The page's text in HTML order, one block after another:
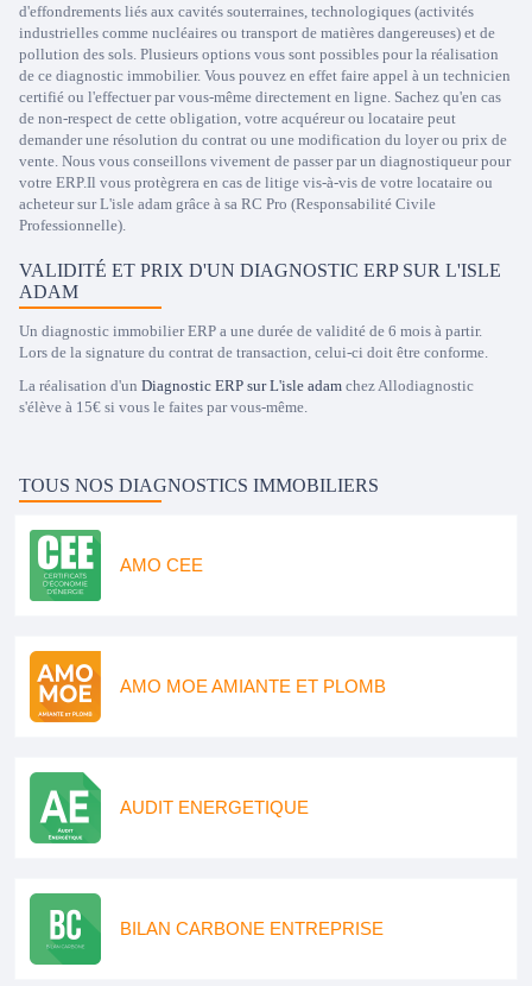
d'effondrements liés aux cavités souterraines, technologiques (activités
industrielles comme nucléaires ou transport de matières dangereuses) et de
pollution des sols. Plusieurs options vous sont possibles pour la réalisation
de ce diagnostic immobilier. Vous pouvez en effet faire appel à un technicien
certifié ou l'effectuer par vous-même directement en ligne. Sachez qu'en cas
de non-respect de cette obligation, votre acquéreur ou locataire peut
demander une résolution du contrat ou une modification du loyer ou prix de
vente. Nous vous conseillons vivement de passer par un diagnostiqueur pour
votre ERP.Il vous protègrera en cas de litige vis-à-vis de votre locataire ou
acheteur sur L'isle adam grâce à sa RC Pro (Responsabilité Civile
Professionnelle).
VALIDITÉ ET PRIX D'UN DIAGNOSTIC ERP SUR L'ISLE
ADAM
Un diagnostic immobilier ERP a une durée de validité de 6 mois à partir.
Lors de la signature du contrat de transaction, celui-ci doit être conforme.
La réalisation d'un Diagnostic ERP sur L'isle adam chez Allodiagnostic
s'élève à 15€ si vous le faites par vous-même.
TOUS NOS DIAGNOSTICS IMMOBILIERS
AMO CEE
AMO MOE AMIANTE ET PLOMB
AUDIT ENERGETIQUE
BILAN CARBONE ENTREPRISE